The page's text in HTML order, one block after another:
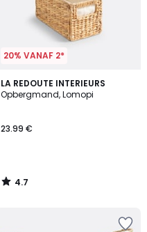
20% VANAF 2*
LA REDOUTE INTERIEURS
Opbergmand, Lomopi
23.99 €
4.7
/ 5
4.7
/